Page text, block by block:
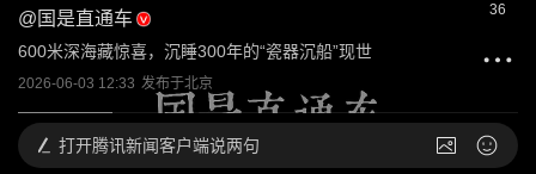
@ 国是直通车
600米深海藏惊喜，沉睡300年的“瓷器沉船”现世
2026-06-03 12:33 发布于北京
36
打开腾讯新闻客户端说两句